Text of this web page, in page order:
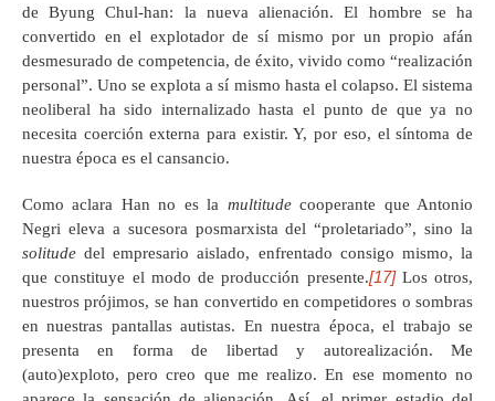
de Byung Chul-han: la nueva alienación. El hombre se ha
convertido en el explotador de sí mismo por un propio afán
desmesurado de competencia, de éxito, vivido como “realización
personal”. Uno se explota a sí mismo hasta el colapso. El sistema
neoliberal ha sido internalizado hasta el punto de que ya no
necesita coerción externa para existir. Y, por eso, el síntoma de
nuestra época es el cansancio.
Como aclara Han no es la multitudecooperante que Antonio
Negri eleva a sucesora posmarxista del “proletariado”, sino la
solitude del empresario aislado, enfrentado consigo mismo, la
que constituye el modo de producción presente.[17]Los otros,
nuestros prójimos, se han convertido en competidores o sombras
en nuestras pantallas autistas. En nuestra época, el trabajo se
presenta en forma de libertad y autorealización. Me
(auto)exploto, pero creo que me realizo. En ese momento no